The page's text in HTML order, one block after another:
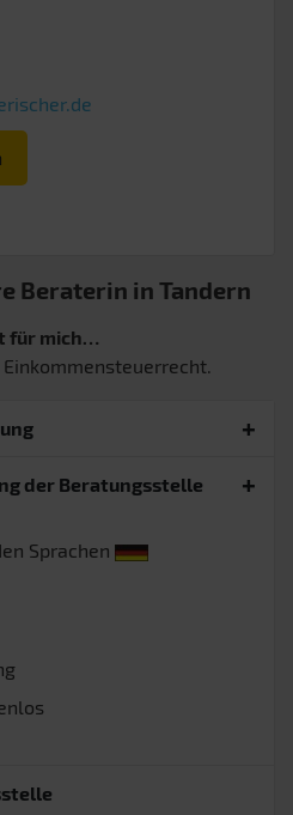
Beraterin in Tandern
für mich…
der Beratungsstelle
Sprachen